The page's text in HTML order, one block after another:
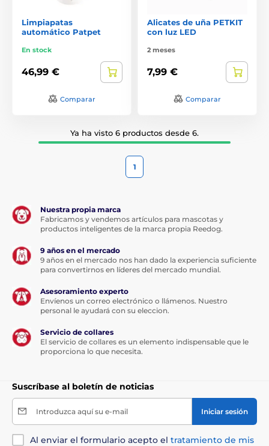
Limpiapatas
automático Patpet
En stock
46,99 €
Comparar
Alicates de uña PETKIT
con luz LED
2 meses
7,99 €
Comparar
Ya ha visto 6 productos desde 6.
1
Nuestra propia marca
Fabricamos y vendemos artículos para mascotas y
productos inteligentes de la marca propia Reedog.
9 años en el mercado
9 años en el mercado nos han dado la experiencia suficiente
para convertirnos en líderes del mercado mundial.
Asesoramiento experto
Envíenos un correo electrónico o llámenos. Nuestro
personal le ayudará con su eleccion.
Servicio de collares
El servicio de collares es un elemento indispensable que le
proporciona lo que necesita.
Suscríbase al boletín de noticias
Introduzca aquí su e-mail Iniciar sesión
Al enviar el formulario acepto el tratamiento de mis